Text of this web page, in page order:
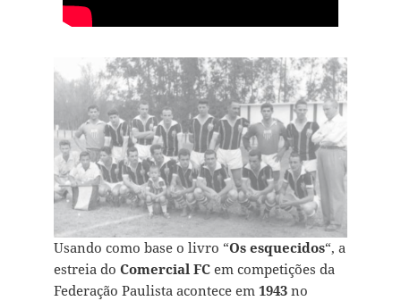
Usando como base o livro “Os esquecidos“, a
estreia do Comercial FC em competições da
Federação Paulista acontece em 1943no